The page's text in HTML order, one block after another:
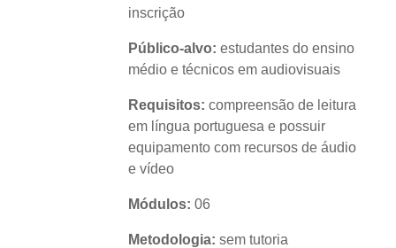
inscrição
Público-alvo: estudantes do ensino
médio e técnicos em audiovisuais
Requisitos: compreensão de leitura
em língua portuguesa e possuir
equipamento com recursos de áudio
e vídeo
Módulos: 06
Metodologia: sem tutoria